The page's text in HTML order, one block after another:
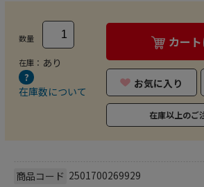
数量
在庫： あり
在庫数について
カー
お気に入り
在庫以上のご
商品コード 2501700269929